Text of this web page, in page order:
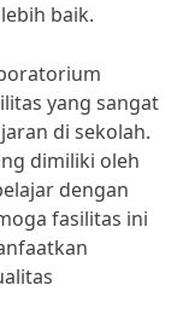
baik.
yang sangat
di sekolah.
dimiliki oleh
dengan
fasilitas ini